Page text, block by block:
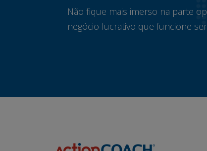
Não fique mais imerso na parte
negócio lucrativo que funcione